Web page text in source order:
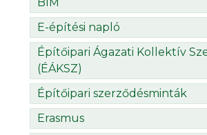
E-építési napló
Építőipari Ágazati Kollektív
(ÉÁKSZ)
Építőipari szerződésminták
Erasmus